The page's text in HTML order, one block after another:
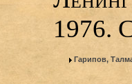
1976.
Гарипов,